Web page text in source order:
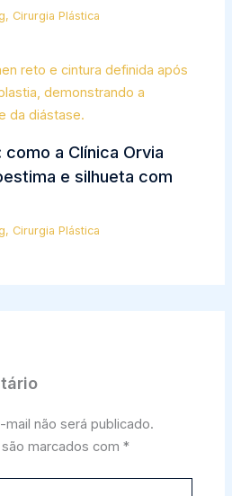
,Cirurgia Plástica
a Clínica Orvia
e silhueta com
,Cirurgia Plástica
não será publicado.
marcados com*